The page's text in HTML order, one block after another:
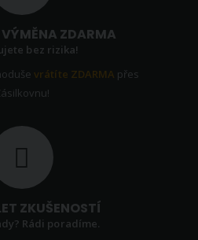
ZDARMA
bez rizika!
vrátíte ZDARMA přes
ZKUŠENOSTÍ
Rádi poradíme.